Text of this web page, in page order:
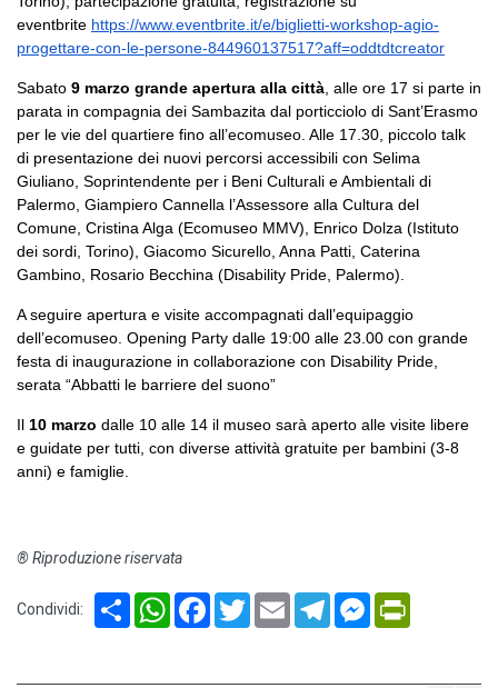
eventbrite https://www.eventbrite.it/e/biglietti-workshop-agio-
progettare-con-le-persone-844960137517?aff=oddtdtcreator
Sabato 9 marzo grande apertura alla città , alle ore 17 si parte in
parata in compagnia dei Sambazita dal porticciolo di Sant’Erasmo
per le vie del quartiere fino all’ecomuseo. Alle 17.30, piccolo talk
di presentazione dei nuovi percorsi accessibili con Selima
Giuliano, Soprintendente per i Beni Culturali e Ambientali di
Palermo, Giampiero Cannella l’Assessore alla Cultura del
Comune, Cristina Alga (Ecomuseo MMV), Enrico Dolza (Istituto
dei sordi, Torino), Giacomo Sicurello, Anna Patti, Caterina
Gambino, Rosario Becchina (Disability Pride, Palermo).
A seguire apertura e visite accompagnati dall’equipaggio
dell’ecomuseo. Opening Party dalle 19:00 alle 23.00 con grande
festa di inaugurazione in collaborazione con Disability Pride,
serata “Abbatti le barriere del suono”
Il 10 marzo dalle 10 alle 14 il museo sarà aperto alle visite libere
e guidate per tutti, con diverse attività gratuite per bambini (3-8
anni) e famiglie.
® Riproduzione riservata
Condividi: Share WhatsAppFacebook
TwitterEmail TelegramMessenger